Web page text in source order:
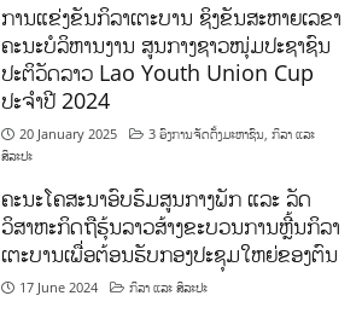
ການແຂ່ງຂັນກິລາເຕະບານ ຊິງຂັນສະຫາຍເລຂາ
ຄະນະບໍລິຫານງານ ສູນກາງຊາວໜຸ່ມປະຊາຊົນ
ປະຕິວັດລາວ Lao Youth Union Cup
ປະຈຳປີ 2024
20 January 2025 3 ອົງການຈັດຕັ້ງມະຫາຊົນ ,ກິລາ ແລະ
ສິລະປະ
ຄະນະໂຄສະນາອົບຮົມສູນກາງພັກ ແລະ ລັດ
ວິສາຫະກິດຖືຮຸ້ນລາວສ້າງຂະບວນການຫຼີ້ນກິລາ
ເຕະບານເພື່ອຕ້ອນຮັບກອງປະຊຸມໃຫຍ່ຂອງຕົນ
17 June 2024 ກິລາ ແລະ ສິລະປະ